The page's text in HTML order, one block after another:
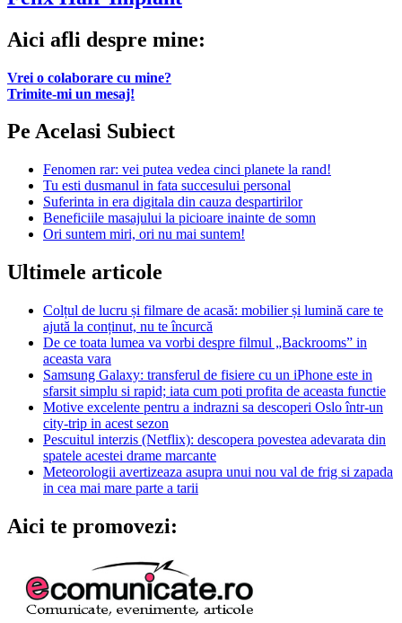
Aici afli despre mine:
Vrei o colaborare cu mine?
Trimite-mi un mesaj!
Pe Acelasi Subiect
Fenomen rar: vei putea vedea cinci planete la rand!
Tu esti dusmanul in fata succesului personal
Suferinta in era digitala din cauza despartirilor
Beneficiile masajului la picioare inainte de somn
Ori suntem miri, ori nu mai suntem!
Ultimele articole
Colțul de lucru și filmare de acasă: mobilier și lumină care te
ajută la conținut, nu te încurcă
De ce toata lumea va vorbi despre filmul „Backrooms” in
aceasta vara
Samsung Galaxy: transferul de fisiere cu un iPhone este in
sfarsit simplu si rapid; iata cum poti profita de aceasta functie
Motive excelente pentru a indrazni sa descoperi Oslo într-un
city-trip in acest sezon
Pescuitul interzis (Netflix): descopera povestea adevarata din
spatele acestei drame marcante
Meteorologii avertizeaza asupra unui nou val de frig si zapada
in cea mai mare parte a tarii
Aici te promovezi: